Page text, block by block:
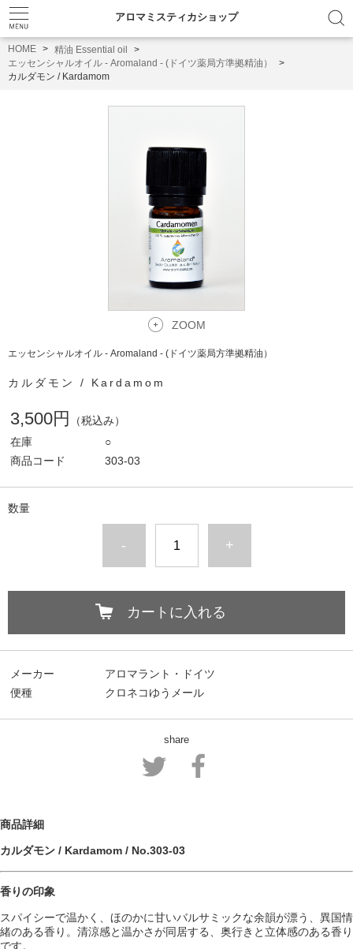
アロマミスティカショップ
HOME
精油 Essential oil
エッセンシャルオイル - Aromaland - (ドイツ薬局方準拠精油）
カルダモン / Kardamom
ZOOM
エッセンシャルオイル - Aromaland - (ドイツ薬局方準拠精油）
カルダモン / Kardamom
3,500円
（税込み）
在庫
○
商品コード
303-03
数量
- +
カートに入れる
メーカー
アロマラント・ドイツ
便種
クロネコゆうメール
share
商品詳細
カルダモン / Kardamom / No.303-03
香りの印象
スパイシーで温かく、ほのかに甘いバルサミックな余韻が漂う、異国情
緒のある香り。清涼感と温かさが同居する、奥行きと立体感のある香り
です。